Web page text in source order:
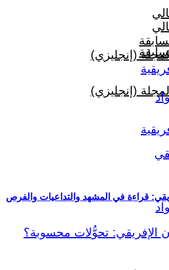
(إنجليزي)
(إنجليزي)
قراءة في المشهد والتداعيات والفرص